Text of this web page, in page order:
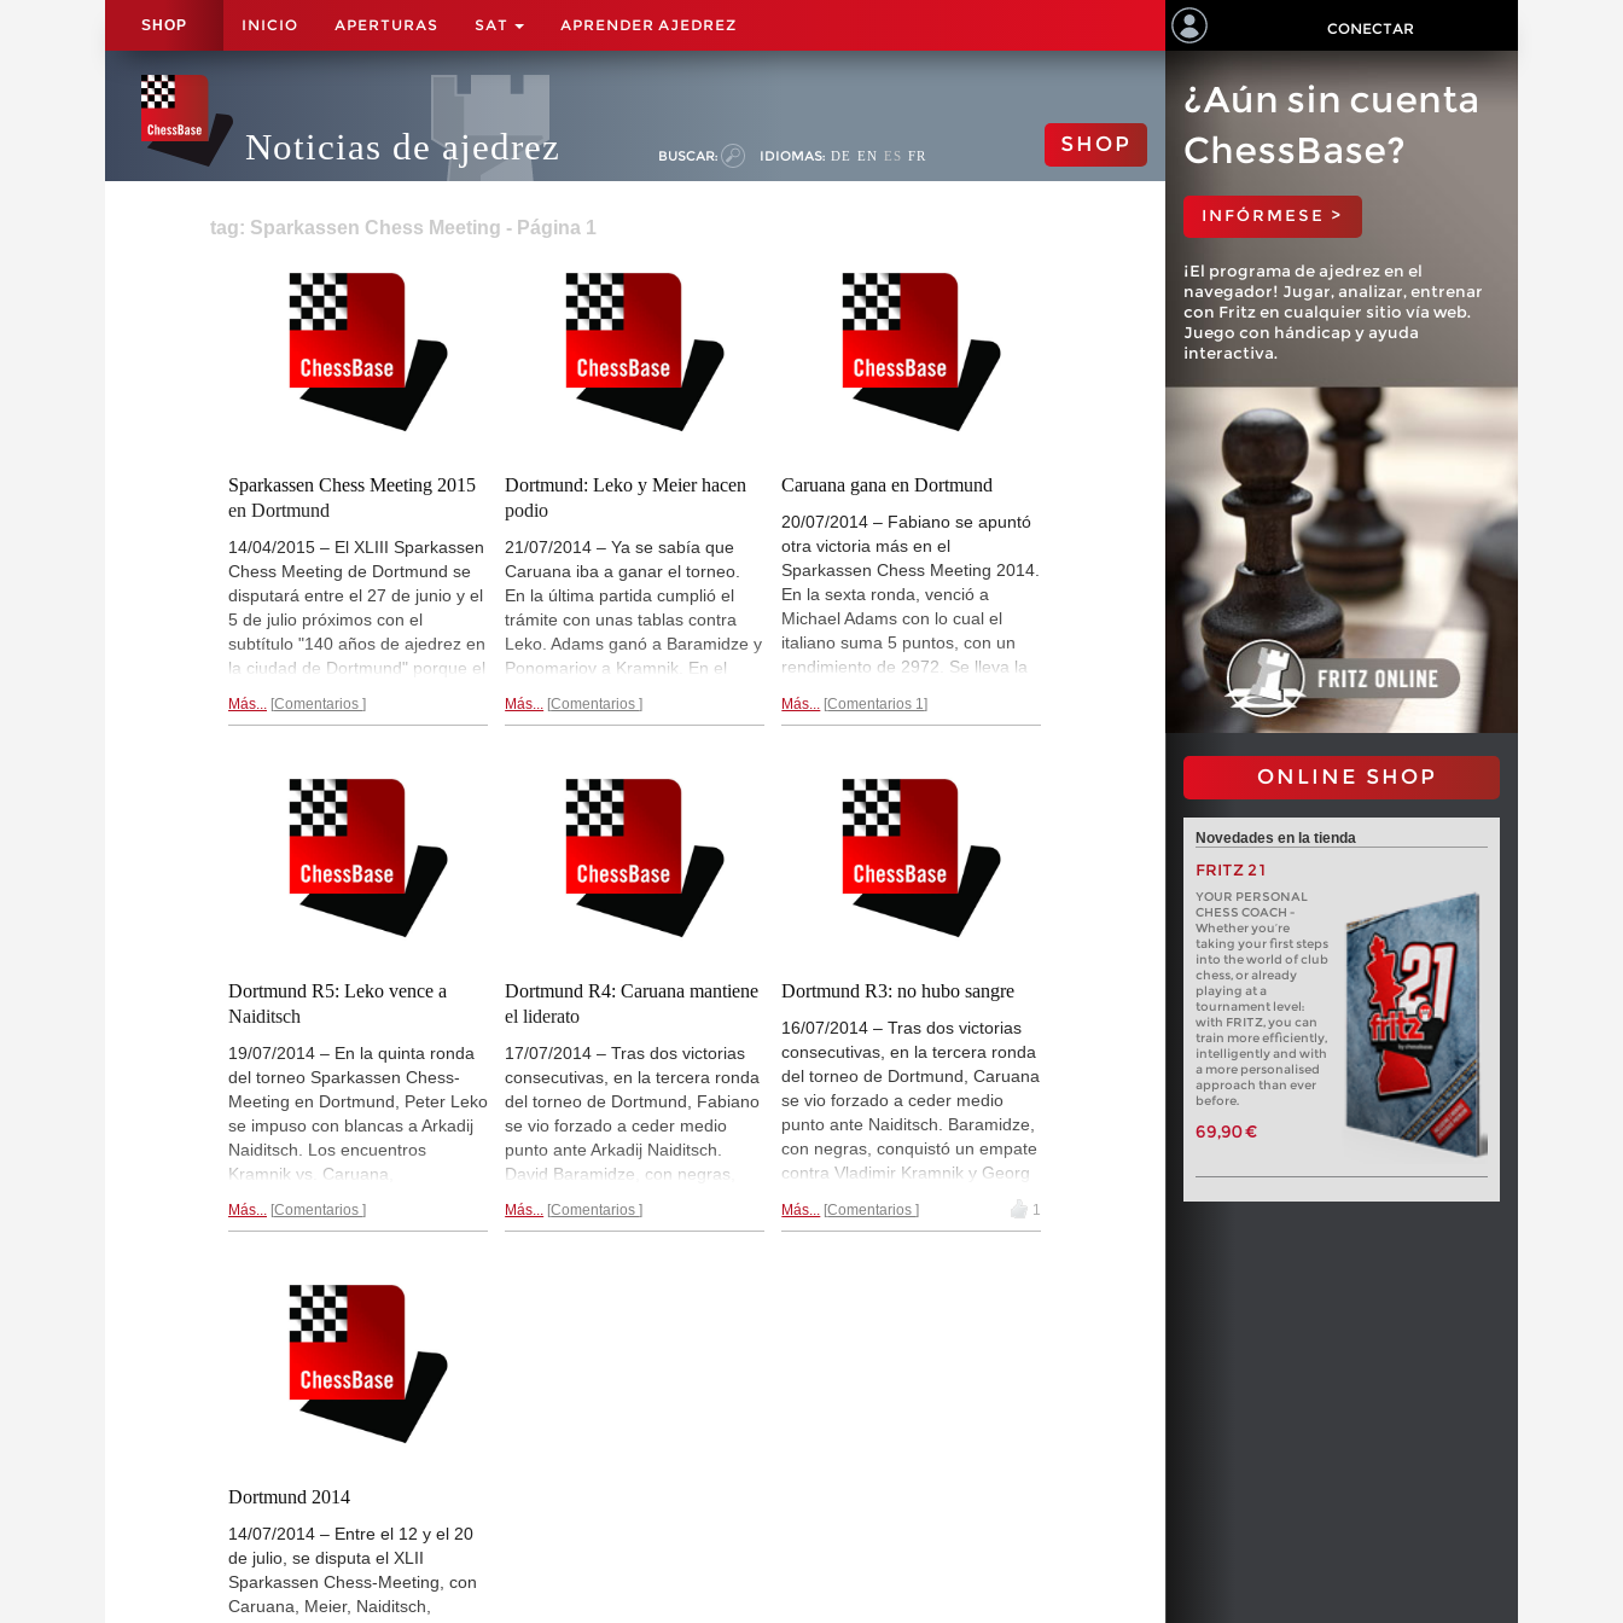
SHOP INICIO APERTURAS SAT APRENDER AJEDREZ CONECTAR
Noticias de ajedrez BUSCAR: IDIOMAS: DE EN ES FR SHOP
tag: Sparkassen Chess Meeting - Página 1
Sparkassen Chess Meeting 2015
en Dortmund
14/04/2015 – El XLIII Sparkassen
Chess Meeting de Dortmund se
disputará entre el 27 de junio y el
5 de julio próximos con el
subtítulo "140 años de ajedrez en
la ciudad de Dortmund" porque el
"Dortmunder Schachverein 1875"
Kramnik, Nepomniachtchi, Hou
Yifan, Naiditsch, Nisipeanu y
Más información...
Más... Comentarios
Dortmund: Leko y Meier hacen
podio
21/07/2014 – Ya se sabía que
Caruana iba a ganar el torneo.
En la última partida cumplió el
trámite con unas tablas contra
Leko. Adams ganó a Baramidze y
Ponomariov a Kramnik. En el
Naiditsch. Leko quedó
de desempate. Caruana es
tercero en el escalafón Elo
continuo oficioso.
Más... Comentarios
Caruana gana en Dortmund
20/07/2014 – Fabiano se apuntó
otra victoria más en el
Sparkassen Chess Meeting 2014.
En la sexta ronda, venció a
Michael Adams con lo cual el
italiano suma 5 puntos, con un
rendimiento de 2972. Se lleva la
de ventaja sobre sus rivales y a
Anticipadamente...
Más... Comentarios 1
Dortmund R5: Leko vence a
Naiditsch
19/07/2014 – En la quinta ronda
del torneo Sparkassen Chess-
Meeting en Dortmund, Peter Leko
se impuso con blancas a Arkadij
Naiditsch. Los encuentros
Kramnik vs. Caruana,
Meier vs. Adams concluyeron
por Leko con 3.
Tras 5 rondas...
Más... Comentarios
Dortmund R4: Caruana mantiene
el liderato
17/07/2014 – Tras dos victorias
consecutivas, en la tercera ronda
del torneo de Dortmund, Fabiano
se vio forzado a ceder medio
punto ante Arkadij Naiditsch.
David Baramidze, con negras,
Vladimir Kramnik y Georg Meier y
Más... Comentarios
Dortmund R3: no hubo sangre
16/07/2014 – Tras dos victorias
consecutivas, en la tercera ronda
del torneo de Dortmund, Caruana
se vio forzado a ceder medio
punto ante Naiditsch. Baramidze,
con negras, conquistó un empate
contra Vladimir Kramnik y Georg
también firmaron las paces, al
Más... Comentarios 1
Dortmund 2014
14/07/2014 – Entre el 12 y el 20
de julio, se disputa el XLII
Sparkassen Chess-Meeting, con
Caruana, Meier, Naiditsch,
¿Aún sin cuenta
ChessBase?
INFÓRMESE >
¡El programa de ajedrez en el
navegador! Jugar, analizar, entrenar
con Fritz en cualquier sitio vía web.
Juego con hándicap y ayuda
interactiva.
ONLINE SHOP
Novedades en la tienda
FRITZ 21
YOUR PERSONAL
CHESS COACH -
Whether you’re
taking your first steps
into the world of club
chess, or already
playing at a
tournament level:
with FRITZ, you can
train more efficiently,
intelligently and with
a more personalised
approach than ever
before.
69,90 €